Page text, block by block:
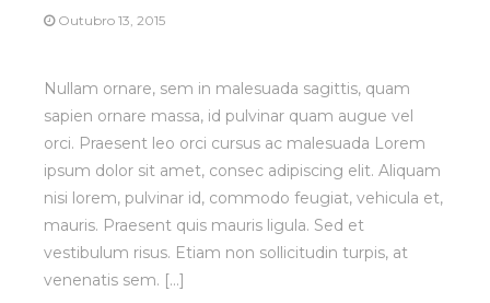
Outubro 13, 2015
Nullam ornare, sem in malesuada sagittis, quam
sapien ornare massa, id pulvinar quam augue vel
orci. Praesent leo orci cursus ac malesuada Lorem
ipsum dolor sit amet, consec adipiscing elit. Aliquam
nisi lorem, pulvinar id, commodo feugiat, vehicula et,
mauris. Praesent quis mauris ligula. Sed et
vestibulum risus. Etiam non sollicitudin turpis, at
venenatis sem. [...]
Marketing
Ao partilhar os
teus interesses e
comportamentos
ao visitar nosso
site, aumentas a
chance de ver
conteúdo e
ofertas